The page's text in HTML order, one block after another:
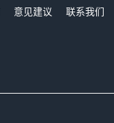
意见建议 联系我们